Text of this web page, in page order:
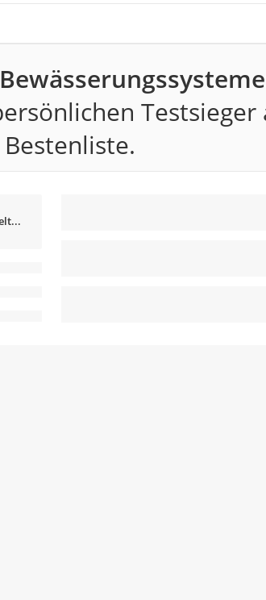
Testsieger
Bestenliste.